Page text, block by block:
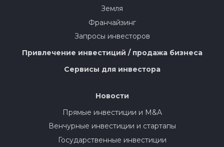
Земля
Франчайзинг
Запросы инвесторов
Привлечение инвестиций / продажа бизнеса
Сервисы для инвестора
Новости
Прямые инвестиции и M&A
Венчурные инвестиции и стартапы
Государственные инвестиции